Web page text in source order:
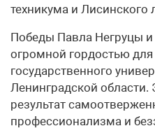
техникума и Лисинского
Победы Павла Негруцы
огромной гордостью для
государственного
Ленинградской области.
результат
профессионализма и